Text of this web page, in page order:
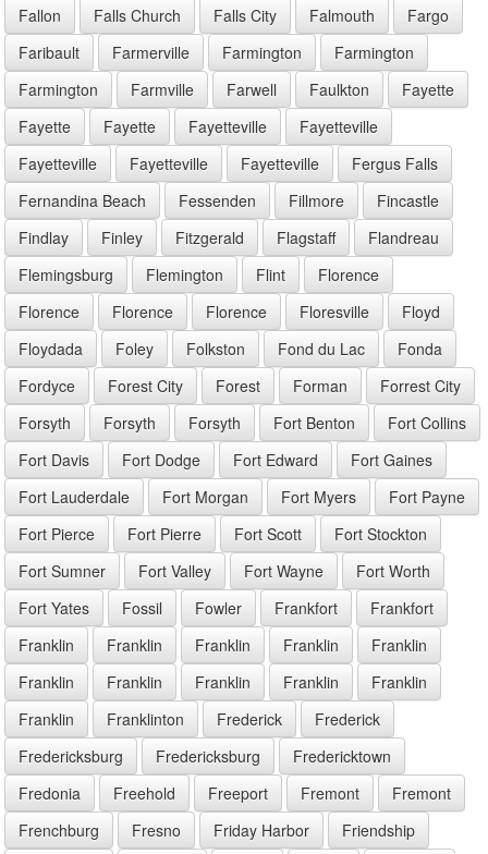
Fallon Falls Church Falls City Falmouth
Fargo
Faribault
Farmerville Farmington
Farmington
Farmington
Farmville Farwell Faulkton
Fayette
Fayette
Fayette Fayetteville
Fayetteville
Fayetteville
Fayetteville Fayetteville
Fergus Falls
Fernandina Beach
Fessenden Fillmore
Fincastle
Findlay
Finley Fitzgerald Flagstaff
Flandreau
Flemingsburg
Flemington Flint
Florence
Florence
Florence Florence Floresville
Floyd
Floydada
Foley Folkston Fond du Lac
Fonda
Fordyce
Forest City Forest Forman
Forrest City
Forsyth
Forsyth Forsyth Fort Benton
Fort Collins
Fort Davis
Fort Dodge Fort Edward
Fort Gaines
Fort Lauderdale
Fort Morgan Fort Myers
Fort Payne
Fort Pierce
Fort Pierre Fort Scott
Fort Stockton
Fort Sumner
Fort Valley Fort Wayne
Fort Worth
Fort Yates
Fossil Fowler Frankfort
Frankfort
Franklin
Franklin Franklin Franklin
Franklin
Franklin
Franklin Franklin Franklin
Franklin
Franklin
Franklinton Frederick
Frederick
Fredericksburg
Fredericksburg
Fredericktown
Fredonia
Freehold Freeport Fremont
Fremont
Frenchburg
Fresno Friday Harbor
Friendship